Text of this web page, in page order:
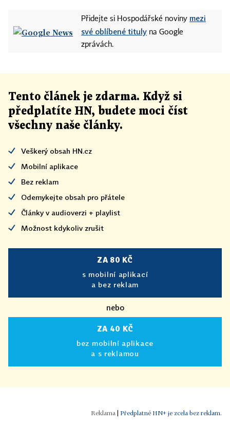
Přidejte si Hospodářské noviny mezi
své oblíbené tituly na Google
zprávách.
Tento článek je zdarma. Když si
předplatíte HN, budete moci číst
všechny naše články.
Veškerý obsah HN.cz
Mobilní aplikace
Bez reklam
Odemykejte obsah pro přátele
Články v audioverzi + playlist
Možnost kdykoliv zrušit
ZA 80 KČ
s mobilní aplikací
a bez reklam
nebo
ZA 40 KČ
bez mobilní aplikace
a s reklamou
Předplatné HN+ je zcela bez reklam.